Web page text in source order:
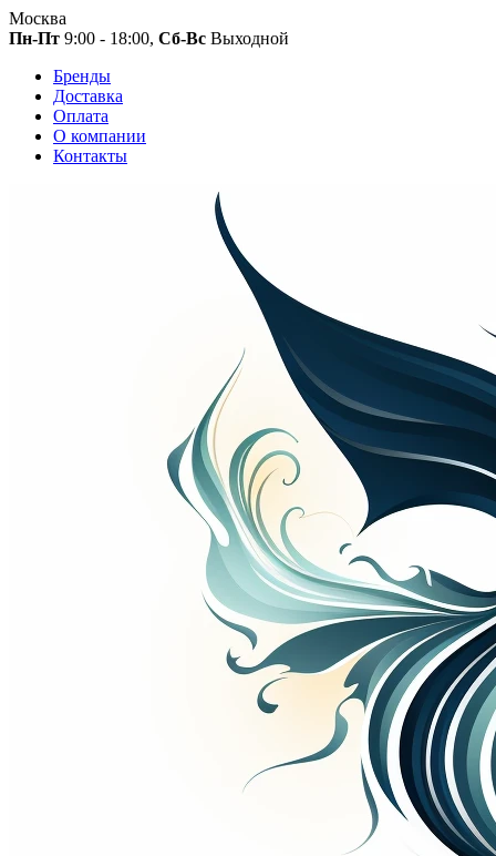
Москва
Пн-Пт 9:00 - 18:00, Сб-Вс Выходной
Бренды
Доставка
Оплата
О компании
Контакты